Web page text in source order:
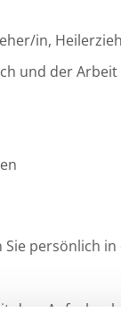
in,
und der
persönlich
dem